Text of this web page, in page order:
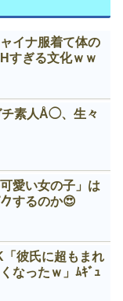
イナ服着て体の
すぎる文化ｗｗ
チ素人Å◯、生々
愛い女の子」は
するのか😍
「彼氏に超もまれ
なったｗ」ﾑｷﾞｭ